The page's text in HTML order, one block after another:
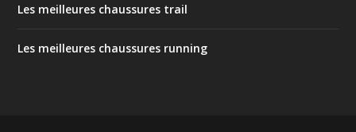
Les meilleures chaussures trail
Les meilleures chaussures running